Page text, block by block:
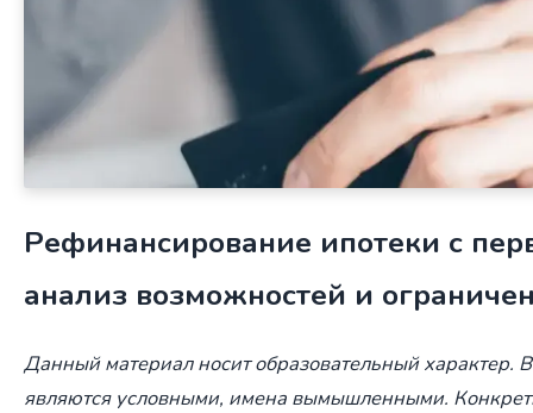
Рефинансирование ипотеки с
анализ возможностей и
Данный материал носит образовательный характер.
являются условными, имена вымышленными.